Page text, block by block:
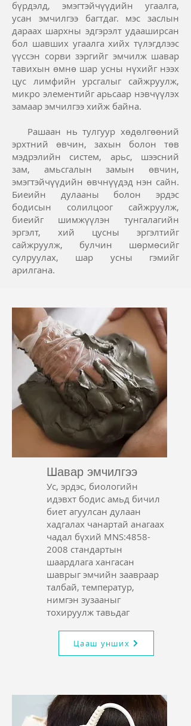
бүрдэлд, эмэгтэйчүүдийн угаалга,
усан эмчилгээ багтдаг. мэс заслын
дараах шархны эдгэрэлт удааширсан
бол шавших угаалга хийх түлэгдлээс
үүссэн сорви зэргийг эмчилж шавар
тавихын өмнө шар усны нүхийг нээх
цус лимфийн урсгалыг сайжруулж,
микро элементийг арьсаар нэвчүүлэх
замаар эмчилгээ хийж байна.
Рашаан нь тулгуур хөдөлгөөний
эрхтний өвчин, захын болон төв
мэдрэлийн систем, арьс, шээсний
зам, амьсгалын замын өвчин,
эмэгтэйчүүдийн өвчнүүдэд нэн сайн.
Биеийн дулааны болон эрдэс
бодисын солилцоог сайжруулж,
биеийг шимжүүлэн тунгалагийн
эргэлт, хий цусны эргэлтийг
сайжруулж, булчин шөрмөсийг
сулруулах, шар усны гэмийг
арилгана.
Шавар эмчилгээ
Ус, эрдэс, биологийн
идэвхт бодис амьд бичил
биет агуулсан дулаан
хадгалах чанартай анагаах
чадал бүхий MNS:4858-
2008 стандартын
шаардлага хангасан
шаврыг эмчийн заавраар
талбай, температур,
нимгэн зузааныг
тохируулж тавьдаг
Цааш унших